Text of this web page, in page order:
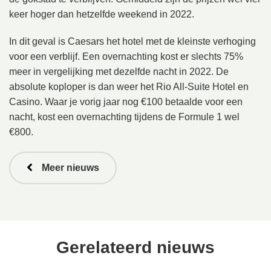
keer hoger dan hetzelfde weekend in 2022.
In dit geval is Caesars het hotel met de kleinste verhoging
voor een verblijf. Een overnachting kost er slechts 75%
meer in vergelijking met dezelfde nacht in 2022. De
absolute koploper is dan weer het Rio All-Suite Hotel en
Casino. Waar je vorig jaar nog €100 betaalde voor een
nacht, kost een overnachting tijdens de Formule 1 wel
€800.
Meer nieuws
Gerelateerd nieuws